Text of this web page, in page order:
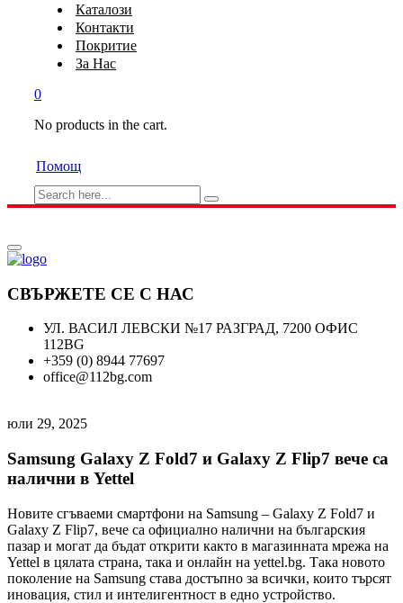
Каталози
Контакти
Покритие
За Нас
0
No products in the cart.
Помощ
СВЪРЖЕТЕ СЕ С НАС
УЛ. ВАСИЛ ЛЕВСКИ №17 РАЗГРАД, 7200 ОФИС
112BG
+359 (0) 8944 77697
office@112bg.com
юли 29, 2025
Samsung Galaxy Z Fold7 и Galaxy Z Flip7 вече са
налични в Yettel
Новите сгъваеми смартфони на Samsung – Galaxy Z Fold7 и
Galaxy Z Flip7, вече са официално налични на българския
пазар и могат да бъдат открити както в магазинната мрежа на
Yettel в цялата страна, така и онлайн на yettel.bg. Така новото
поколение на Samsung става достъпно за всички, които търсят
иновация, стил и интелигентност в едно устройство.